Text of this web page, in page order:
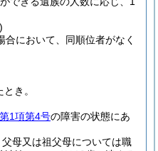
合において、同順位者がなく
き。
1項第4号の障害の状態にあ
母又は祖父母については職